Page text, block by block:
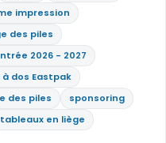
impression
des piles
2026 - 2027
à dos Eastpak
des piles
sponsoring
tableaux en liège